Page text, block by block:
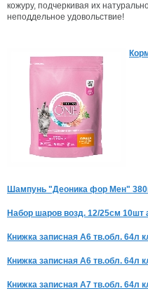
кожуру, подчеркивая их
неподдельное удовольствие!
Шампунь "Деоника фор Мен"
Набор шаров возд. 12/25см 10шт
Книжка записная А6 тв.обл. 64л
Книжка записная А6 тв.обл. 64л
Книжка записная А7 тв.обл. 64л